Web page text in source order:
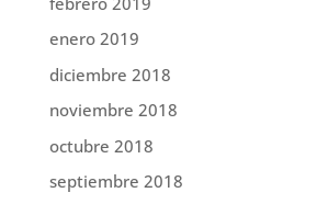
enero 2019
diciembre 2018
noviembre 2018
octubre 2018
septiembre 2018